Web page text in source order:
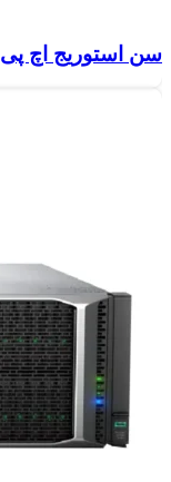
سن استوریج اچ پی MSA 2050 SFF Q1J01A